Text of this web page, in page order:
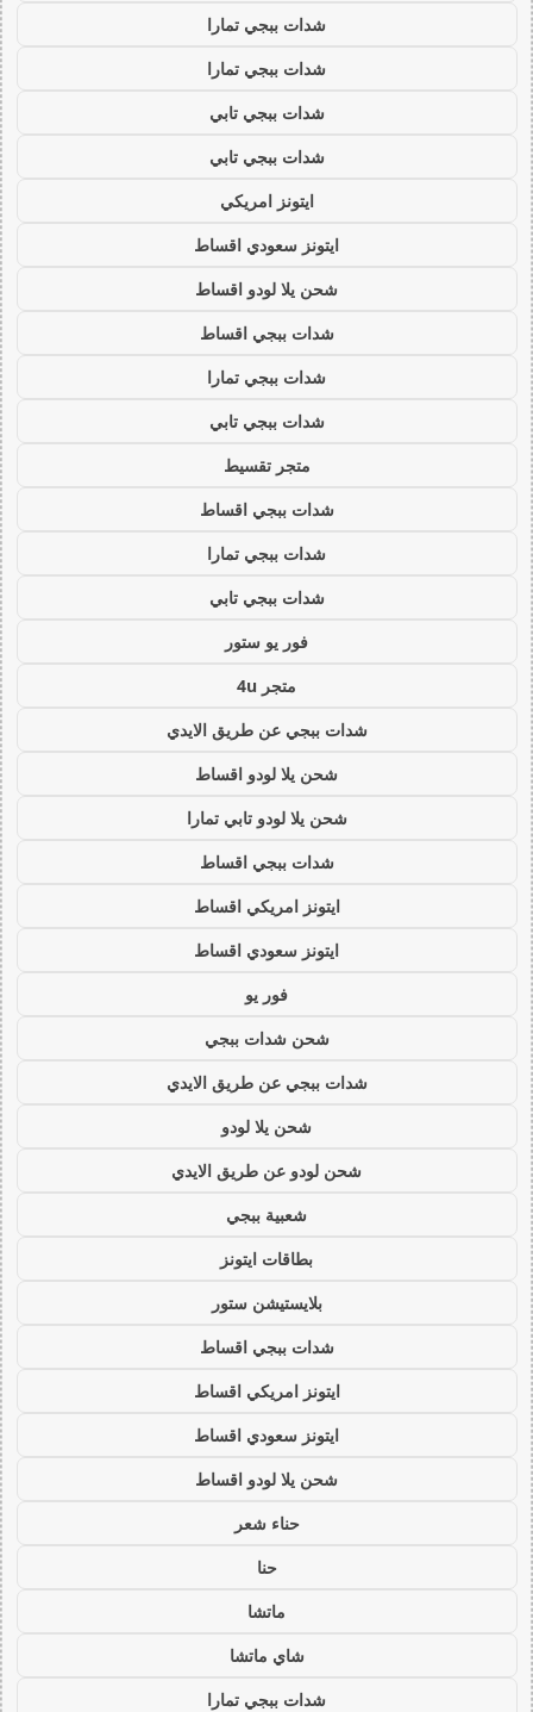
شدات ببجي تمارا
شدات ببجي تمارا
شدات ببجي تابي
شدات ببجي تابي
ايتونز امريكي
ايتونز سعودي اقساط
شحن يلا لودو اقساط
شدات ببجي اقساط
شدات ببجي تمارا
شدات ببجي تابي
متجر تقسيط
شدات ببجي اقساط
شدات ببجي تمارا
شدات ببجي تابي
فور يو ستور
متجر 4u
شدات ببجي عن طريق الايدي
شحن يلا لودو اقساط
شحن يلا لودو تابي تمارا
شدات ببجي اقساط
ايتونز امريكي اقساط
ايتونز سعودي اقساط
فور يو
شحن شدات ببجي
شدات ببجي عن طريق الايدي
شحن يلا لودو
شحن لودو عن طريق الايدي
شعبية ببجي
بطاقات ايتونز
بلايستيشن ستور
شدات ببجي اقساط
ايتونز امريكي اقساط
ايتونز سعودي اقساط
شحن يلا لودو اقساط
حناء شعر
حنا
ماتشا
شاي ماتشا
شدات ببجي تمارا